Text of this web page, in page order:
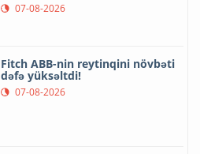
07-08-2026
Fitch ABB-nin reytinqini növbəti
dəfə yüksəltdi!
07-08-2026